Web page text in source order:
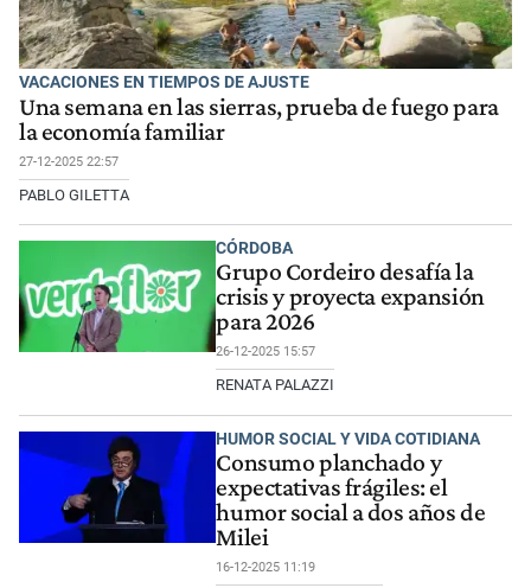
VACACIONES EN TIEMPOS DE AJUSTE
Una semana en las sierras, prueba de fuego para
la economía familiar
27-12-2025 22:57
PABLO GILETTA
CÓRDOBA
Grupo Cordeiro desafía la
crisis y proyecta expansión
para 2026
26-12-2025 15:57
RENATA PALAZZI
HUMOR SOCIAL Y VIDA COTIDIANA
Consumo planchado y
expectativas frágiles: el
humor social a dos años de
Milei
16-12-2025 11:19